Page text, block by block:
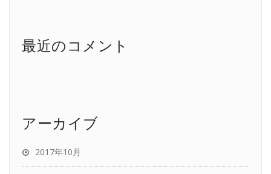
最近のコメント
アーカイブ
2017年10月